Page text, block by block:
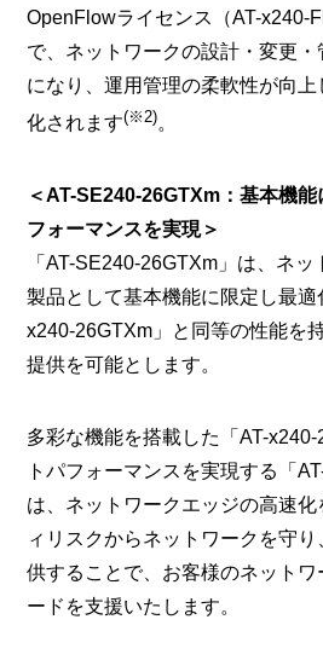
OpenFlowライセンス（AT-x240-
で、ネットワークの設計・変更
になり、運用管理の柔軟性が向
化されます(※2)。
＜AT-SE240-26GTXm：基本機
フォーマンスを実現＞
「AT-SE240-26GTXm」は、ネ
製品として基本機能に限定し最適
x240-26GTXm」と同等の性能を
提供を可能とします。
多彩な機能を搭載した「AT-
トパフォーマンスを実現する「
は、ネットワークエッジの高速
ィリスクからネットワークを守
供することで、お客様のネット
ードを支援いたします。